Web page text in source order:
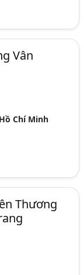
Vân
Chí Minh
Thương